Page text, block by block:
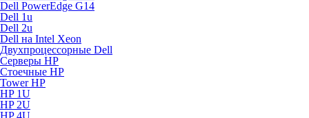
Dell PowerEdge G14
Dell 1u
Dell 2u
Dell на Intel Xeon
Двухпроцессорные Dell
Серверы HP
Стоечные HP
Tower HP
HP 1U
HP 2U
HP 4U